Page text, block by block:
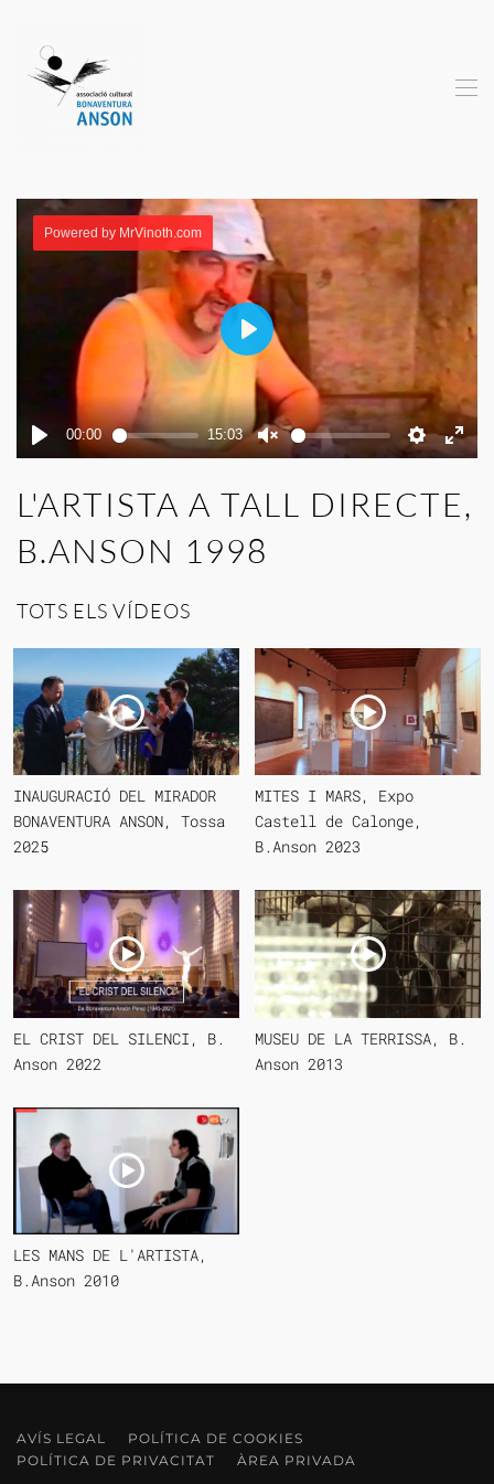
Skip to main content
L'ARTISTA A TALL DIRECTE,
B.ANSON 1998
TOTS ELS VÍDEOS
INAUGURACIÓ DEL MIRADOR
BONAVENTURA ANSON, Tossa
2025
MITES I MARS, Expo
Castell de Calonge,
B.Anson 2023
EL CRIST DEL SILENCI, B.
Anson 2022
MUSEU DE LA TERRISSA, B.
Anson 2013
LES MANS DE L'ARTISTA,
B.Anson 2010
AVÍS LEGAL
POLÍTICA DE COOKIES
POLÍTICA DE PRIVACITAT
ÀREA PRIVADA